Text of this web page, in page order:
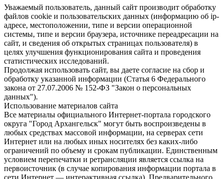
Уважаемый пользователь, данный сайт производит обработку
файлов cookie и пользовательских данных (информацию об ip-
адресе, местоположении, типе и версии операционной
системы, типе и версии браузера, источнике переадресации на
сайт, и сведения об открытых страницах пользователя) в
целях улучшения функционирования сайта и проведения
статистических исследований.
Продолжая использовать сайт, вы даете согласие на сбор и
обработку указанной информации (Статья 6 Федерального
закона от 27.07.2006 № 152-ФЗ "Закон о персональных
данных").
Использование материалов сайта
Все материалы официального Интернет-портала городского
округа "Город Архангельск" могут быть воспроизведены в
любых средствах массовой информации, на серверах сети
Интернет или на любых иных носителях без каких-либо
ограничений по объему и срокам публикации. Единственным
условием перепечатки и ретрансляции является ссылка на
первоисточник (в случае копирования информации портала в
сети Интернет — интерактивная ссылка). Предварительного